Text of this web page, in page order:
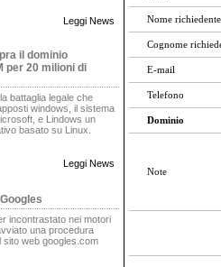
Leggi News
il dominio
per 20 milioni di
battaglia legale che
windows, il sistema
e Lindows un
basato su Linux.
Leggi News
incontrastato nei motori
una procedura
sito web googles.com
Nome richiedente
Cognome
E-mail
Telefono
Dominio
Note